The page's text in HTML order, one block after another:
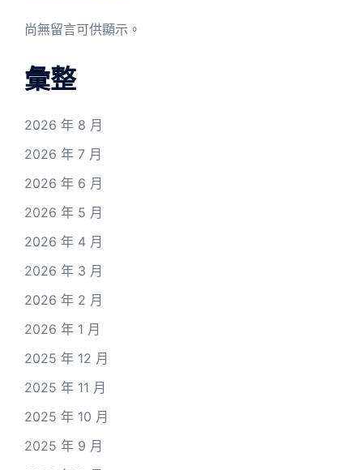
尚無留言可供顯示。
彙整
2026 年 8 月
2026 年 7 月
2026 年 6 月
2026 年 5 月
2026 年 4 月
2026 年 3 月
2026 年 2 月
2026 年 1 月
2025 年 12 月
2025 年 11 月
2025 年 10 月
2025 年 9 月